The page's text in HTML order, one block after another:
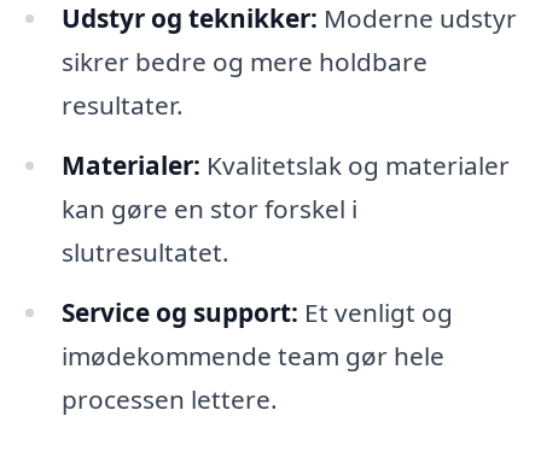
Udstyr og teknikker: Moderne udstyr
sikrer bedre og mere holdbare
resultater.
Materialer: Kvalitetslak og materialer
kan gøre en stor forskel i
slutresultatet.
Service og support: Et venligt og
imødekommende team gør hele
processen lettere.